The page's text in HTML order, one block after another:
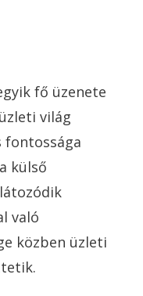
fő üzenete
világ
külső
való
közben üzleti